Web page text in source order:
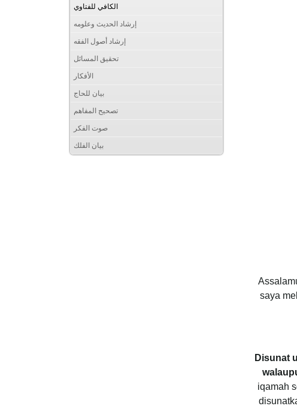
saya
Disunat
iqamah
الكافي للفتاوي
إرشاد الحديث وعلومه
إرشاد أصول الفقه
تحقيق المسائل
الأفكار
بيان للحاج
تصحيح المفاهم
صوت الفكر
بيان الفلك